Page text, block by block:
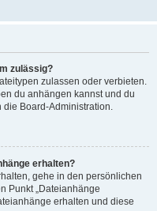
zulässig?
zulassen oder verbieten.
du anhängen kannst und du
die Board-Administration.
erhalten?
gehe in den persönlichen
Punkt „Dateianhänge
erhalten und diese